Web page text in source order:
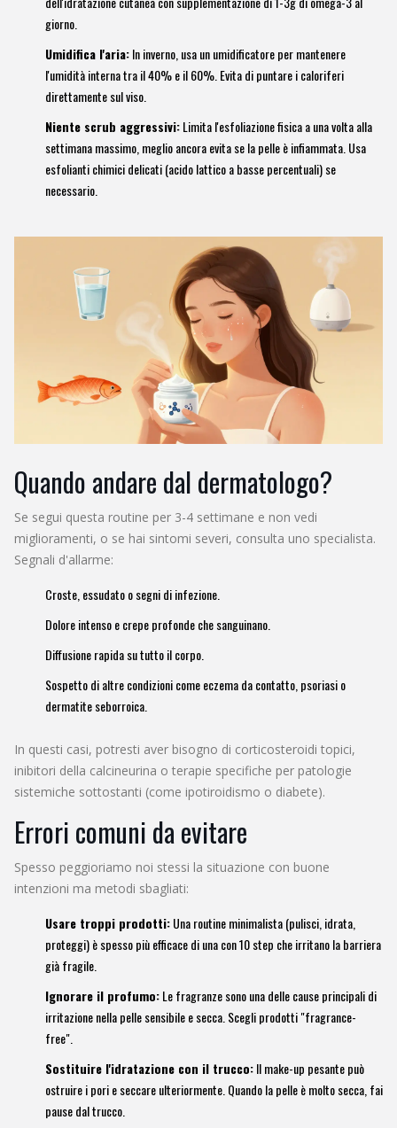
giorno.
Umidifica l'aria:In inverno, usa un umidificatore per mantenere
l'umidità interna tra il 40% e il 60%. Evita di puntare i caloriferi
direttamente sul viso.
Niente scrub aggressivi:Limita l'esfoliazione fisica a una volta alla
settimana massimo, meglio ancora evita se la pelle è infiammata. Usa
esfolianti chimici delicati (acido lattico a basse percentuali) se
necessario.
Quando andare dal dermatologo?
Se segui questa routine per 3-4 settimane e non vedi
miglioramenti, o se hai sintomi severi, consulta uno specialista.
Segnali d'allarme:
Croste, essudato o segni di infezione.
Dolore intenso e crepe profonde che sanguinano.
Diffusione rapida su tutto il corpo.
Sospetto di altre condizioni come eczema da contatto, psoriasi o
dermatite seborroica.
In questi casi, potresti aver bisogno di corticosteroidi topici,
inibitori della calcineurina o terapie specifiche per patologie
sistemiche sottostanti (come ipotiroidismo o diabete).
Errori comuni da evitare
Spesso peggioriamo noi stessi la situazione con buone
intenzioni ma metodi sbagliati:
Usare troppi prodotti:Una routine minimalista (pulisci, idrata,
proteggi) è spesso più efficace di una con 10 step che irritano la barriera
già fragile.
Ignorare il profumo:Le fragranze sono una delle cause principali di
irritazione nella pelle sensibile e secca. Scegli prodotti "fragrance-
free".
Sostituire l'idratazione con il trucco:Il make-up pesante può
ostruire i pori e seccare ulteriormente. Quando la pelle è molto secca, fai
pause dal trucco.